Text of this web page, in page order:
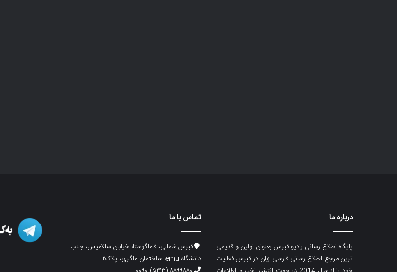
درباره ما
پایگاه اطلاع رسانی رادیو قبرس بعنوان اولین و قدیمی
ترین مرجع اطلاع رسانی فارسی زبان در قبرس فعالیت
تماس با ما
قبرس شمالی، فاماگوستا، خیابان سالامیس، جنب
دانشگاه emu، ساختمان ماگری، پلاک۲